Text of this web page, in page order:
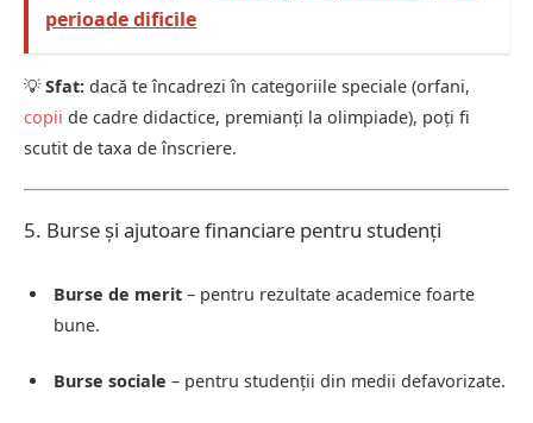
perioade dificile
💡Sfat: dacă te încadrezi în categoriile speciale (orfani,
copii de cadre didactice, premianți la olimpiade), poți fi
scutit de taxa de înscriere.
5. Burse și ajutoare financiare pentru studenți
Burse de merit – pentru rezultate academice foarte
bune.
Burse sociale – pentru studenții din medii defavorizate.